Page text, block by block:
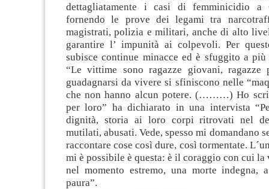
dettagliatamente i casi di femminicidio a
fornendo le prove dei legami tra
magistrati, polizia e militari, anche di alto
garantire l’ impunità ai colpevoli. Per
subisce continue minacce ed è sfuggito a
“Le vittime sono ragazze giovani, ragazze
guadagnarsi da vivere si sfiniscono nelle
che non hanno alcun potere. (………) Ho
per loro” ha dichiarato in una intervista
dignità, storia ai loro corpi ritrovati nel
mutilati, abusati. Vede, spesso mi domandano
raccontare cose così dure, così tormentate.
mi è possibile è questa: è il coraggio con cui
nel momento estremo, una morte indegna,
paura”.